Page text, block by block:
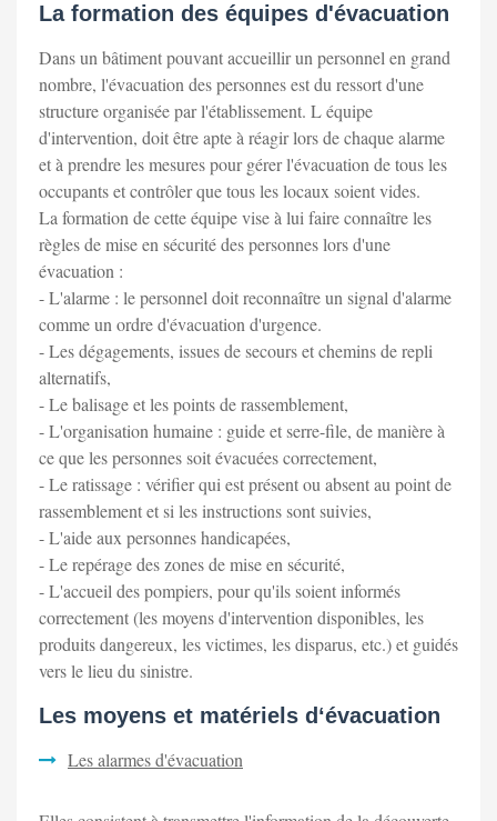
La formation des équipes d'évacuation
Dans un bâtiment pouvant accueillir un personnel en grand
nombre, l'évacuation des personnes est du ressort d'une
structure organisée par l'établissement. L équipe
d'intervention, doit être apte à réagir lors de chaque alarme
et à prendre les mesures pour gérer l'évacuation de tous les
occupants et contrôler que tous les locaux soient vides.
La formation de cette équipe vise à lui faire connaître les
règles de mise en sécurité des personnes lors d'une
évacuation :
- L'alarme : le personnel doit reconnaître un signal d'alarme
comme un ordre d'évacuation d'urgence.
- Les dégagements, issues de secours et chemins de repli
alternatifs,
- Le balisage et les points de rassemblement,
- L'organisation humaine : guide et serre-file, de manière à
ce que les personnes soit évacuées correctement,
- Le ratissage : vérifier qui est présent ou absent au point de
rassemblement et si les instructions sont suivies,
- L'aide aux personnes handicapées,
- Le repérage des zones de mise en sécurité,
- L'accueil des pompiers, pour qu'ils soient informés
correctement (les moyens d'intervention disponibles, les
produits dangereux, les victimes, les disparus, etc.) et guidés
vers le lieu du sinistre.
Les moyens et matériels d‘évacuation
Les alarmes d'évacuation